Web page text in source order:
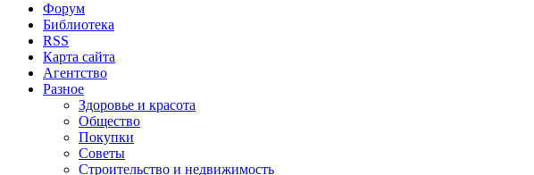
Форум
Библиотека
RSS
Карта сайта
Агентство
Разное
Здоровье и красота
Общество
Покупки
Советы
Строительство и недвижимость